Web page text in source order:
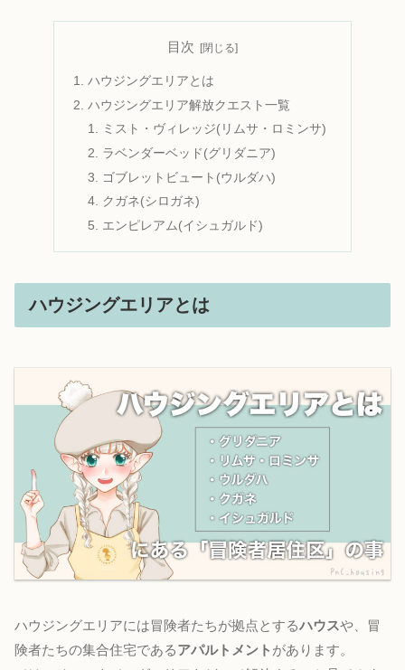
目次
ハウジングエリアとは
ハウジングエリア解放クエスト一覧
ミスト・ヴィレッジ(リムサ・ロミンサ)
ラベンダーベッド(グリダニア)
ゴブレットビュート(ウルダハ)
クガネ(シロガネ)
エンピレアム(イシュガルド)
ハウジングエリアとは
ハウジングエリアには冒険者たちが拠点とするハウスや、冒
険者たちの集合住宅であるアパルトメント があります。